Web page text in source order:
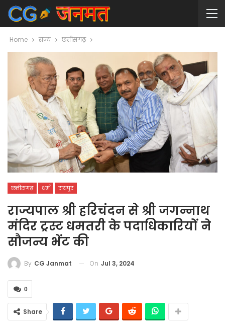
Home राज्य छत्तीसगढ़
छत्तीसगढ़ धर्म रायपुर
राज्यपाल श्री हरिचंदन से श्री जगन्नाथ
मंदिर ट्रस्ट धमतरी के पदाधिकारियों ने
सौजन्य भेंट की
By CG Janmat On Jul 3, 2024
0
Share